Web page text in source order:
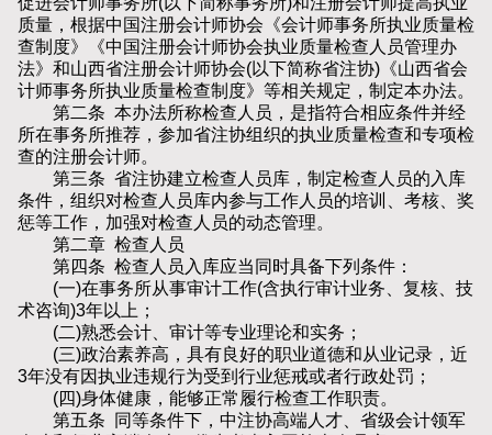
质量，根据中国注册会计师协会《会计师事务所执业质量检
查制度》《中国注册会计师协会执业质量检查人员管理办
法》和山西省注册会计师协会(以下简称省注协)《山西省会
计师事务所执业质量检查制度》等相关规定，制定本办法。
第二条 本办法所称检查人员，是指符合相应条件并经
所在事务所推荐，参加省注协组织的执业质量检查和专项检
查的注册会计师。
第三条 省注协建立检查人员库，制定检查人员的入库
条件，组织对检查人员库内参与工作人员的培训、考核、奖
惩等工作，加强对检查人员的动态管理。
第二章 检查人员
第四条 检查人员入库应当同时具备下列条件：
(一)在事务所从事审计工作(含执行审计业务、复核、技
术咨询)3年以上；
(二)熟悉会计、审计等专业理论和实务；
(三)政治素养高，具有良好的职业道德和从业记录，近
3年没有因执业违规行为受到行业惩戒或者行政处罚；
(四)身体健康，能够正常履行检查工作职责。
第五条 同等条件下，中注协高端人才、省级会计领军